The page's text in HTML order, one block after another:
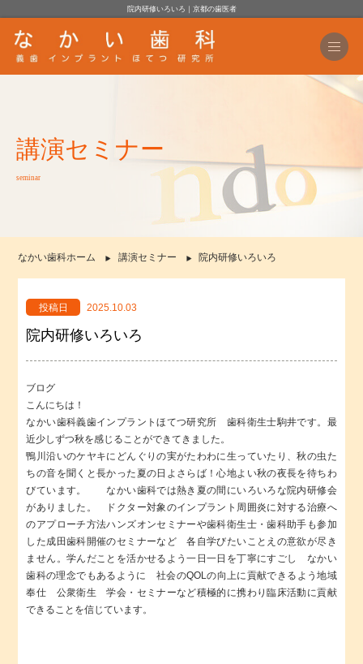
院内研修いろいろ｜京都の歯医者
講演セミナー
seminar
なかい歯科ホーム 講演セミナー 院内研修いろいろ
投稿日 2025.10.03
院内研修いろいろ
ブログ
こんにちは！
なかい歯科義歯インプラントほてつ研究所 歯科衛生士駒井です。最
近少しずつ秋を感じることができてきました。
鴨川沿いのケヤキにどんぐりの実がたわわに生っていたり、秋の虫た
ちの音を聞くと長かった夏の日よさらば！心地よい秋の夜長を待ちわ
びています。 なかい歯科では熱き夏の間にいろいろな院内研修会
がありました。 ドクター対象のインプラント周囲炎に対する治療へ
のアプローチ方法ハンズオンセミナーや歯科衛生士・歯科助手も参加
した成田歯科開催のセミナーなど 各自学びたいことえの意欲が尽き
ません。学んだことを活かせるよう一日一日を丁寧にすごし なかい
歯科の理念でもあるように 社会のQOLの向上に貢献できるよう地域
奉仕 公衆衛生 学会・セミナーなど積極的に携わり臨床活動に貢献
できることを信じています。